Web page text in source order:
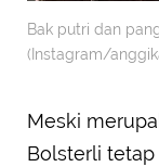
Bak putri dan
(Instagram/
Meski
Bolsterli